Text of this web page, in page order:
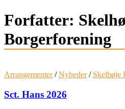
Forfatter:
Borgerforening
Arrangementer/Nyheder/ Skelhøje
Sct. Hans 2026